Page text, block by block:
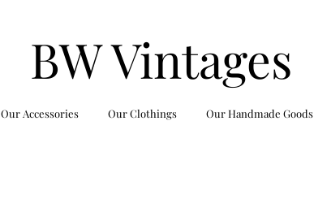
BW Vintages
Our Accessories Our Clothings Our Handmade Goods